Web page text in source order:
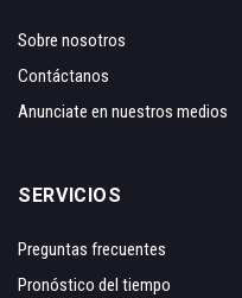
Sobre nosotros
Contáctanos
Anunciate en nuestros medios
SERVICIOS
Preguntas frecuentes
Pronóstico del tiempo